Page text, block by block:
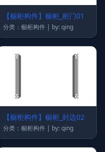
【橱柜构件】橱柜_柜门01
分类：橱柜构件 | by: qing
【橱柜构件】橱柜_封边02
分类：橱柜构件 | by: qing